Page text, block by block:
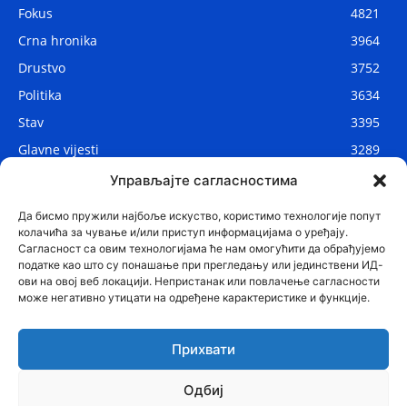
Управљајте сагласностима
Да бисмо пружили најбоље искуство, користимо технологије попут
колачића за чување и/или приступ информацијама о уређају.
Сагласност са овим технологијама ће нам омогућити да обрађујемо
податке као што су понашање при прегледању или јединствени ИД-
ови на овој веб локацији. Непристанак или повлачење сагласности
може негативно утицати на одређене карактеристике и функције.
Прихвати
Одбиј
Fokus
4821
Crna hronika
3964
Drustvo
3752
Politika
3634
Stav
3395
Glavne vijesti
3289
2914